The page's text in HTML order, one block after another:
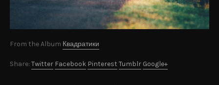
From the Album Квадратики
Share: Twitter Facebook Pinterest Tumblr Google+